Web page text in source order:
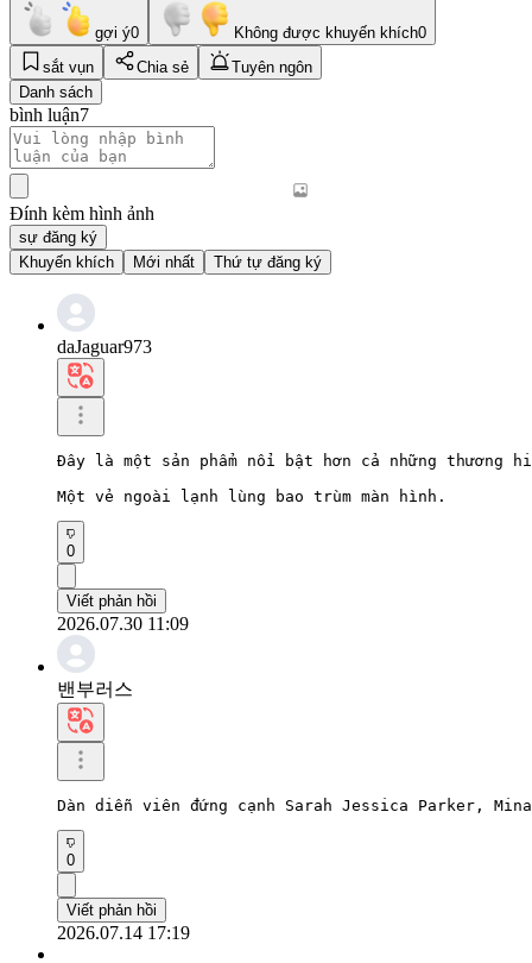
gợi ý0 Không được khuyến khích0
sắt vụn
Chia sẻ
Tuyên ngôn
Danh sách
bình luận7
Đính kèm hình ảnh
sự đăng ký
Khuyến khích
Mới nhất Thứ tự đăng ký
daJaguar973
Đây là một sản phẩm nổi bật hơn cả những thương
Một vẻ ngoài lạnh lùng bao trùm màn hình.
0
Viết phản hồi
2026.07.30 11:09
밴부러스
Dàn diễn viên đứng cạnh Sarah Jessica Parker,
0
Viết phản hồi
2026.07.14 17:19